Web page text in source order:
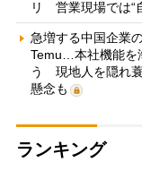
リ 営業現場では“
急増する中国企業
Temu…本社機能を
う 現地人を隠れ
懸念も
ランキング